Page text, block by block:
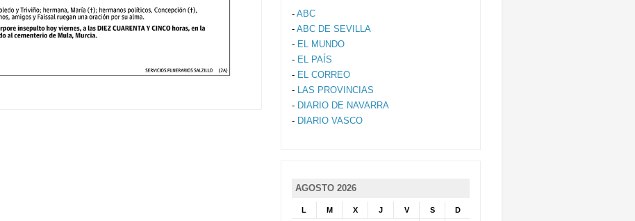
- ABC
- ABC DE SEVILLA
- EL MUNDO
- EL PAÍS
- EL CORREO
- LAS PROVINCIAS
- DIARIO DE NAVARRA
- DIARIO VASCO
AGOSTO 2026
L M X J V S D